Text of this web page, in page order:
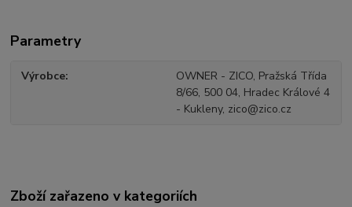
Parametry
Výrobce
OWNER - ZICO, Pražská Třída
8/66, 500 04, Hradec Králové 4
- Kukleny, zico@zico.cz
Zboží zařazeno v kategoriích